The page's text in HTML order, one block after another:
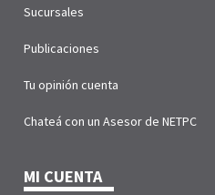
Sucursales
Publicaciones
Tu opinión cuenta
Chateá con un Asesor de NETPC
MI CUENTA